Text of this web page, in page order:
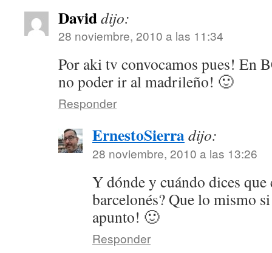
Daviddijo:
28 noviembre, 2010 a las 11:34
Por aki tv convocamos pues! En
no poder ir al madrileño! 🙂
Responder
ErnestoSierradijo:
28 noviembre, 2010 a las 13:26
Y dónde y cuándo dices que
barcelonés? Que lo mismo
apunto! 🙂
Responder